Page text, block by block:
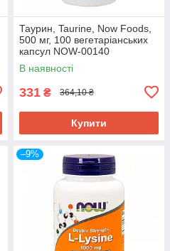
Таурин, Taurine, Now Foods,
500 мг, 100 вегетаріанських
капсул NOW-00140
В наявності
331 ₴ 364,10 ₴
Купити
–9%